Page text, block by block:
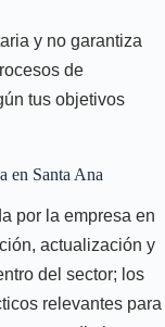
y no garantiza
de
tus objetivos
en Santa Ana
por la empresa en
actualización y
del sector; los
relevantes para